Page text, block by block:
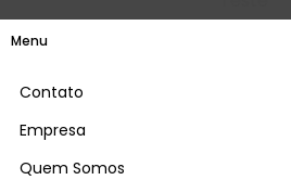
Menu
Contato
Empresa
Quem Somos